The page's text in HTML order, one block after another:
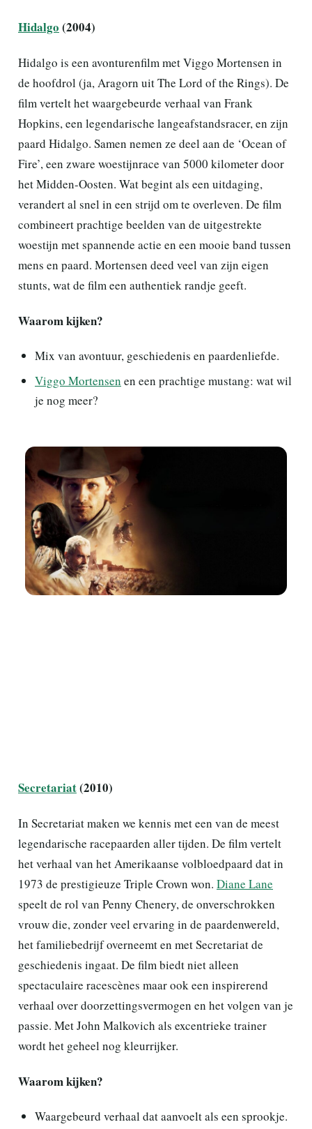
Hidalgo (2004)
Hidalgo is een avonturenfilm met Viggo Mortensen in
de hoofdrol (ja, Aragorn uit The Lord of the Rings). De
film vertelt het waargebeurde verhaal van Frank
Hopkins, een legendarische langeafstandsracer, en zijn
paard Hidalgo. Samen nemen ze deel aan de ‘Ocean of
Fire’, een zware woestijnrace van 5000 kilometer door
het Midden-Oosten. Wat begint als een uitdaging,
verandert al snel in een strijd om te overleven. De film
combineert prachtige beelden van de uitgestrekte
woestijn met spannende actie en een mooie band tussen
mens en paard. Mortensen deed veel van zijn eigen
stunts, wat de film een authentiek randje geeft.
Waarom kijken?
Mix van avontuur, geschiedenis en paardenliefde.
Viggo Mortensen en een prachtige mustang: wat wil
je nog meer?
Secretariat(2010)
In Secretariat maken we kennis met een van de meest
legendarische racepaarden aller tijden. De film vertelt
het verhaal van het Amerikaanse volbloedpaard dat in
1973 de prestigieuze Triple Crown won. Diane Lane
speelt de rol van Penny Chenery, de onverschrokken
vrouw die, zonder veel ervaring in de paardenwereld,
het familiebedrijf overneemt en met Secretariat de
geschiedenis ingaat. De film biedt niet alleen
spectaculaire racescènes maar ook een inspirerend
verhaal over doorzettingsvermogen en het volgen van je
passie. Met John Malkovich als excentrieke trainer
wordt het geheel nog kleurrijker.
Waarom kijken?
Waargebeurd verhaal dat aanvoelt als een sprookje.